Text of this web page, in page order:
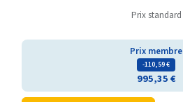
Prix standard
Prix membre
- 110,59€
995,35€